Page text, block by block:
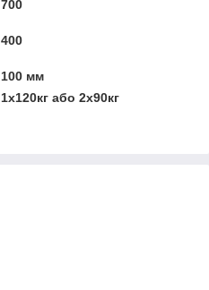
700
400
100 мм
1х120кг або 2х90кг